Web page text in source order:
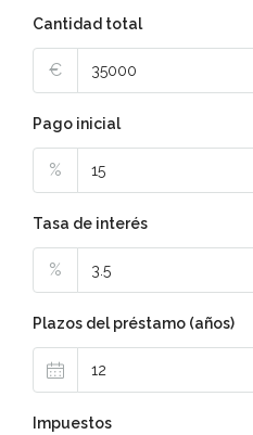
Cantidad total
€
Pago inicial
%
Tasa de interés
%
Plazos del préstamo (años)
Impuestos